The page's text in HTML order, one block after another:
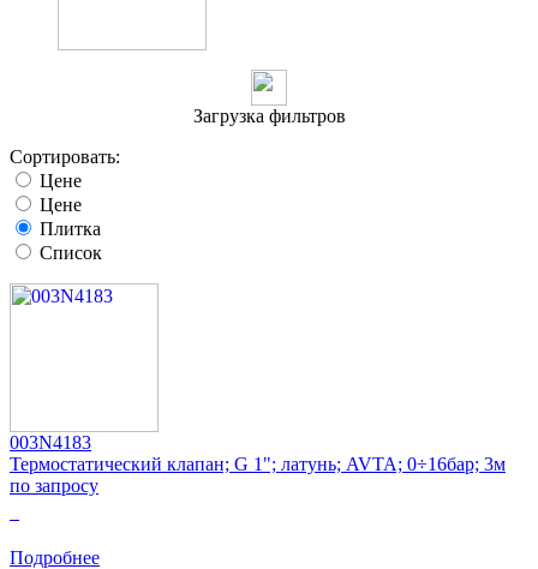
Загрузка фильтров
Сортировать:
Цене
Цене
Плитка
Список
003N4183
Термостатический клапан; G 1"; латунь; AVTA; 0÷16бар; 3м
по запросу
Подробнее